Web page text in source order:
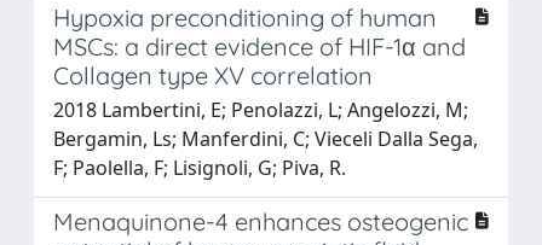
Hypoxia preconditioning of human
MSCs: a direct evidence of HIF-1α and
Collagen type XV correlation
2018 Lambertini, E; Penolazzi, L; Angelozzi, M;
Bergamin, Ls; Manferdini, C; Vieceli Dalla Sega,
F; Paolella, F; Lisignoli, G; Piva, R.
Menaquinone-4 enhances osteogenic